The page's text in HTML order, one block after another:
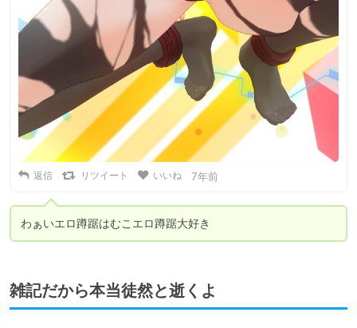
返信 リツイート いいね 7年前
わぁいエロ蹲踞はむこエロ蹲踞大好き
雑記だから本当徒然と逝くよ